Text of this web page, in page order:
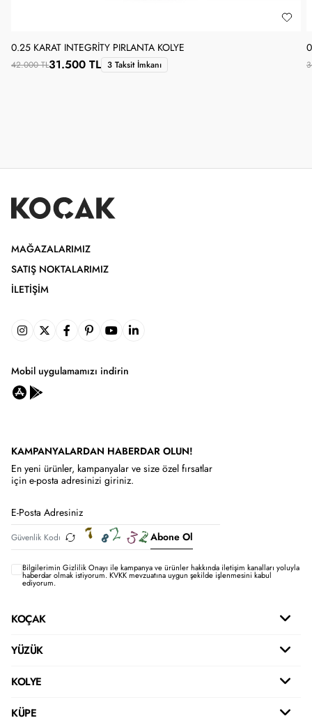
0.25 KARAT INTEGRITY PIRLANTA KOLYE
42.000 TL31.500 TL 3 Taksit İmkanı
MAĞAZALARIMIZ
SATIŞ NOKTALARIMIZ
İLETIŞIM
Mobil uygulamamızı indirin
KAMPANYALARDAN HABERDAR OLUN!
En yeni ürünler, kampanyalar ve size özel fırsatlar
için e-posta adresinizi giriniz.
Abone Ol
Bilgilerimin Gizlilik Onayı ile kampanya ve ürünler hakkında iletişim kanalları yoluyla
haberdar olmak istiyorum.KVKK mevzuatına uygun şekilde işlenmesini kabul
ediyorum.
KOÇAK
YÜZÜK
KOLYE
KÜPE